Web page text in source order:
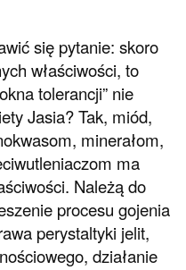
się pytanie: skoro
właściwości, to
tolerancji” nie
Jasia? Tak, miód,
minerałom,
ma
Należą do
procesu gojenia
perystaltyki jelit,
działanie